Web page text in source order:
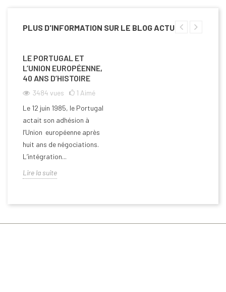
PLUS D'INFORMATION SUR LE BLOG ACTU
LE PORTUGAL ET
L’UNION EUROPÉENNE,
40 ANS D’HISTOIRE
3484 vues 1 Aimé
Le 12 juin 1985, le Portugal
actait son adhésion à
l’Union européenne après
huit ans de négociations.
L’intégration...
Lire la suite